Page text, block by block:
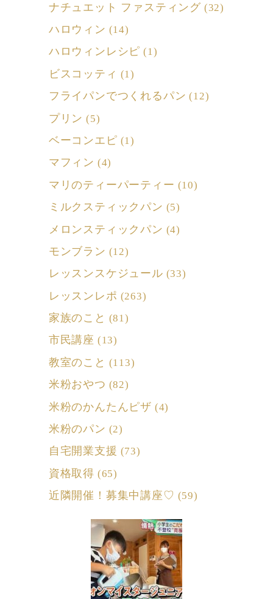
ナチュエット ファスティング (32)
ハロウィン (14)
ハロウィンレシピ (1)
ビスコッティ (1)
フライパンでつくれるパン (12)
プリン (5)
ベーコンエピ (1)
マフィン (4)
マリのティーパーティー (10)
ミルクスティックパン (5)
メロンスティックパン (4)
モンブラン (12)
レッスンスケジュール (33)
レッスンレポ (263)
家族のこと (81)
市民講座 (13)
教室のこと (113)
米粉おやつ (82)
米粉のかんたんピザ (4)
米粉のパン (2)
自宅開業支援 (73)
資格取得 (65)
近隣開催！募集中講座♡ (59)